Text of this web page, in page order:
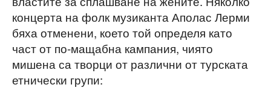
концерта на фолк музиканта Аполас Лерми
бяха отменени, което той определя като
част от по-мащабна кампания, чиято
мишена са творци от различни от турската
етнически групи: